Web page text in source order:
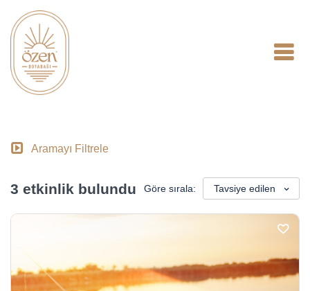
Aramayı Filtrele
3 etkinlik bulundu Göre sırala: Tavsiye edilen